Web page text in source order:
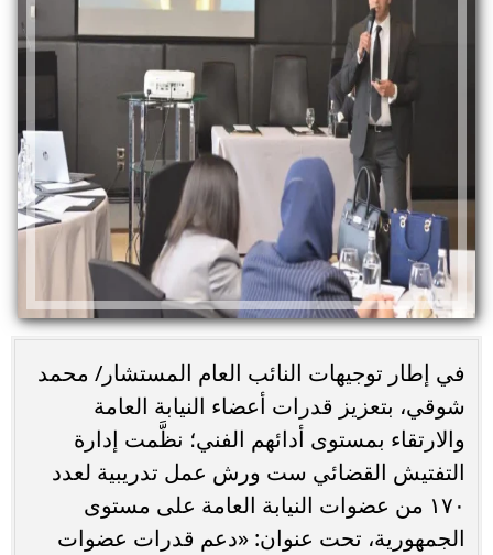
في إطار توجيهات النائب العام المستشار/ محمد
شوقي، بتعزيز قدرات أعضاء النيابة العامة
والارتقاء بمستوى أدائهم الفني؛ نظَّمت إدارة
التفتيش القضائي ست ورش عمل تدريبية لعدد
١٧٠ من عضوات النيابة العامة على مستوى
الجمهورية، تحت عنوان: «دعم قدرات عضوات